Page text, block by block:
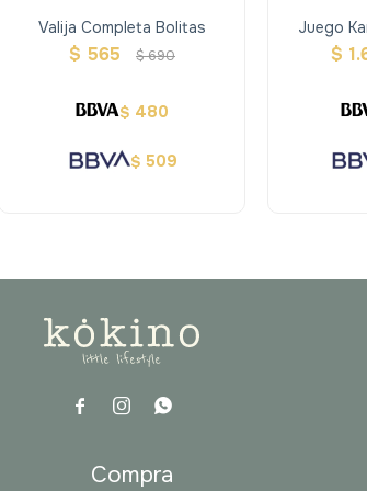
Valija Completa Bolitas
$ 565 $690
$ 480
$ 509
Juego
$
  
Compra